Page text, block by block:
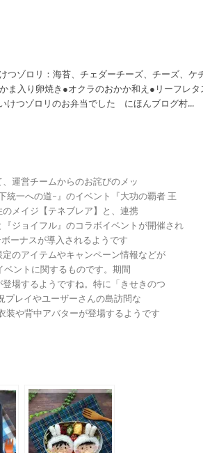
ゾロリ：海苔、チェダーチーズ、チーズ、ケ
ま入り卵焼き●オクラのおかか和え●リーフレタ
けつゾロリのお弁当でした にほんブログ村...
運営チームからのお詫びのメッ
統一への道-』のイベント『大功の覇者 王
メイジ【テネブレア】と、連携
ジョイフル』のコラボイベントが開催され
ーナスが導入されるようです
のアイテムやキャンペーン情報などが
ベントに関するものです。期間
場するようですね。特に「きせきのつ
プレイやユーザーさんの島訪問な
装や背中アバターが登場するようです